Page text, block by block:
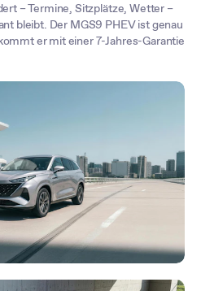
– Termine, Sitzplätze, Wetter –
bleibt. Der MGS9 PHEV ist genau
er mit einer 7-Jahres-Garantie